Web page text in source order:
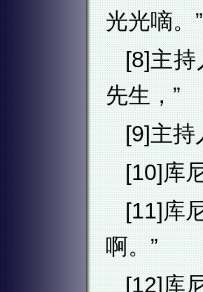
光光嘀。”
[8]主持
先生，”
[9]主持
[10]库
[11]库
啊。”
[12]库